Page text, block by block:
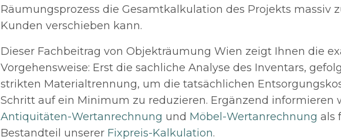
Räumungsprozess die Gesamtkalkulation des Projekts massiv
Kunden verschieben kann.
Dieser Fachbeitrag von Objekträumung Wien zeigt Ihnen die
Vorgehensweise: Erst die sachliche Analyse des Inventars,
strikten Materialtrennung, um die tatsächlichen
Schritt auf ein Minimum zu reduzieren. Ergänzend informieren
Antiquitäten-Wertanrechnung und Möbel-Wertanrechnung als
Bestandteil unserer Fixpreis-Kalkulation.